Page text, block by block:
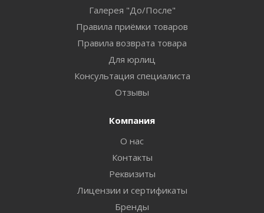
Галерея "До/После"
Правила приёмки товаров
Правила возврата товара
Для юрлиц
Консультация специалиста
Отзывы
Компания
О нас
Контакты
Реквизиты
Лицензии и сертификаты
Бренды